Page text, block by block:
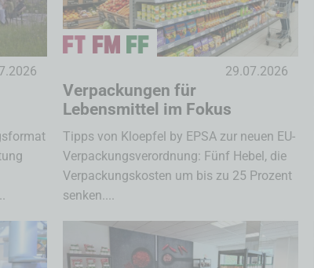
29.07.2026
Verpackungen für
Lebensmittel im Fokus
Tipps von Kloepfel by EPSA zur neuen EU-
Verpackungsverordnung: Fünf Hebel, die
Verpackungskosten um bis zu 25 Prozent
senken....